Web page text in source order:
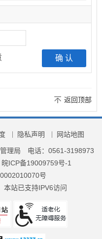
返回顶部
隐私声明 网站地图
理局
电话：0561-3198973
皖ICP备19009759号-1
号
本站已支持IPV6访问